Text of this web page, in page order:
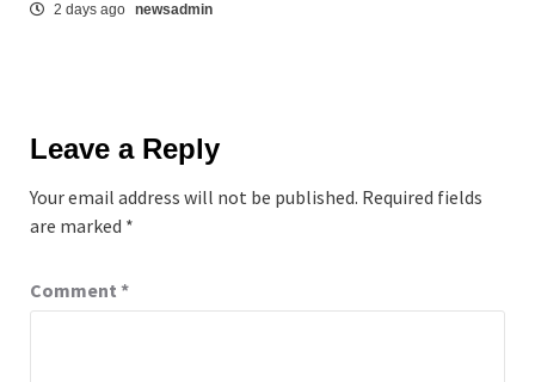
2 days ago newsadmin
Leave a Reply
Your email address will not be published. Required fields
are marked *
Comment *